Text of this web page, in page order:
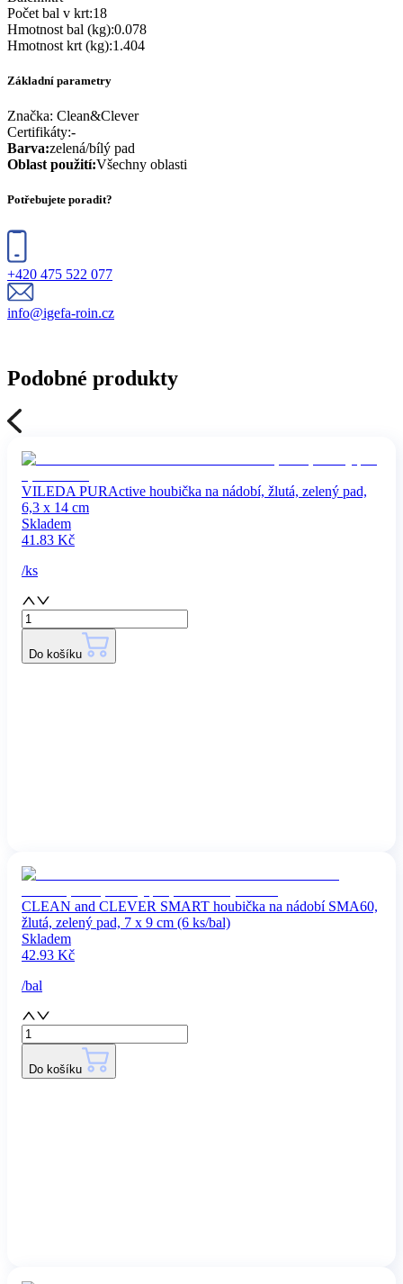
Počet bal v krt:18
Hmotnost bal (kg):0.078
Hmotnost krt (kg):1.404
Základní parametry
Značka: Clean&Clever
Certifikáty:-
Barva:zelená/bílý pad
Oblast použití:Všechny oblasti
Potřebujete poradit?
+420 475 522 077
info@igefa-roin.cz
Podobné produkty
VILEDA PURActive houbička na nádobí, žlutá, zelený pad,
6,3 x 14 cm
Skladem
41.83 Kč
/ks
Do košíku
CLEAN and CLEVER SMART houbička na nádobí SMA60,
žlutá, zelený pad, 7 x 9 cm (6 ks/bal)
Skladem
42.93 Kč
/bal
Do košíku